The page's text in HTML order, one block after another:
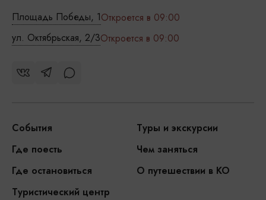
Площадь Победы, 1Откроется в 09:00
ул. Октябрьская, 2/3Откроется в 09:00
События
Туры и экскурсии
Где поесть
Чем заняться
Где остановиться
О путешествии в КО
Туристический центр